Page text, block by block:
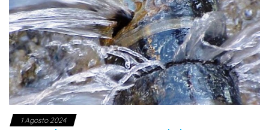
1 Agosto 2024